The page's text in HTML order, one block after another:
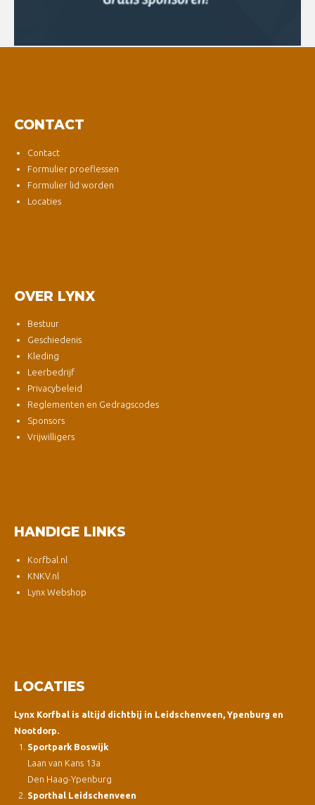
CONTACT
Contact
Formulier proeflessen
Formulier lid worden
Locaties
OVER LYNX
Bestuur
Geschiedenis
Kleding
Leerbedrijf
Privacybeleid
Reglementen en Gedragscodes
Sponsors
Vrijwilligers
HANDIGE LINKS
Korfbal.nl
KNKV.nl
Lynx Webshop
LOCATIES
Lynx Korfbal is altijd dichtbij in Leidschenveen, Ypenburg en
Nootdorp.
Sportpark Boswijk
Laan van Kans 13a
Den Haag-Ypenburg
Sporthal Leidschenveen